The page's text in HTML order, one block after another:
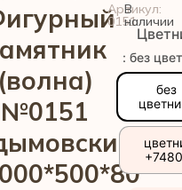
(волна)
№0151
Артикул:
0151
В
наличии
: без
без